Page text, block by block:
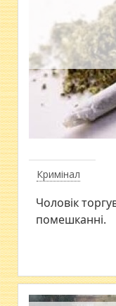
Кримінал
Чоловік
помешканні.